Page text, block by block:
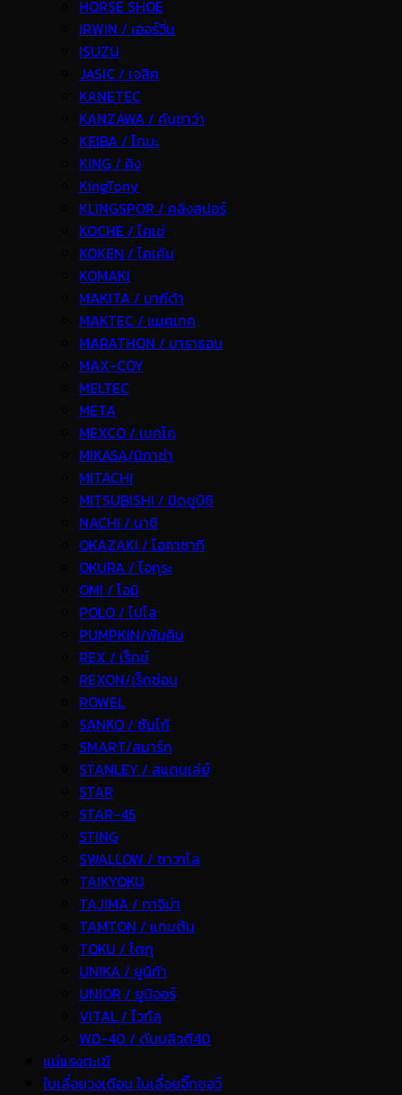
HORSE SHOE
IRWIN / เออร์วิ่น
ISUZU
JASIC / เจสิค
KANETEC
KANZAWA / คันซาว่า
KEIBA / ไกบะ
KING / คิง
KingTony
KLINGSPOR / คลิงสปอร์
KOCHE / โคเช่
KOKEN / โคเค้น
KOMAKI
MAKITA / มากีต้า
MAKTEC / แมคเทค
MARATHON / มาราธอน
MAX-COY
MELTEC
META
MEXCO / เมคโค
MIKASA/มิกาซ่า
MITACHI
MITSUBISHI / มิตซูบิชิ
NACHI / นาชิ
OKAZAKI / โอคาซากิ
OKURA / โอกุระ
OMI / โอมิ
POLO / โปโล
PUMPKIN/พัมคิน
REX / เร็กช์
REXON/เร็กซ่อน
ROWEL
SANKO / ซันโก้
SMART/สมาร์ท
STANLEY / สแตนเล่ย์
STAR
STAR-45
STING
SWALLOW / ซาวาโล
TAIKYOKU
TAJIMA / ทาจิม่า
TAMTON / แทมตัน
TOKU / โตกุ
UNIKA / ยูนิก้า
UNIOR / ยูนิออร์
VITAL / ไวทัล
WD-40 / ดับบลิวดี40
แม่แรงตะเข้
ใบเลื่อยวงเดือน ใบเลื่อยจิ๊กซอว์